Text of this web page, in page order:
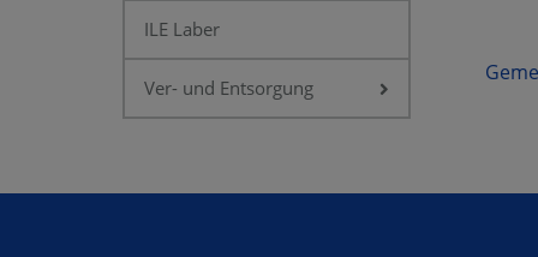
ILE Laber
Ver- und Entsorgung